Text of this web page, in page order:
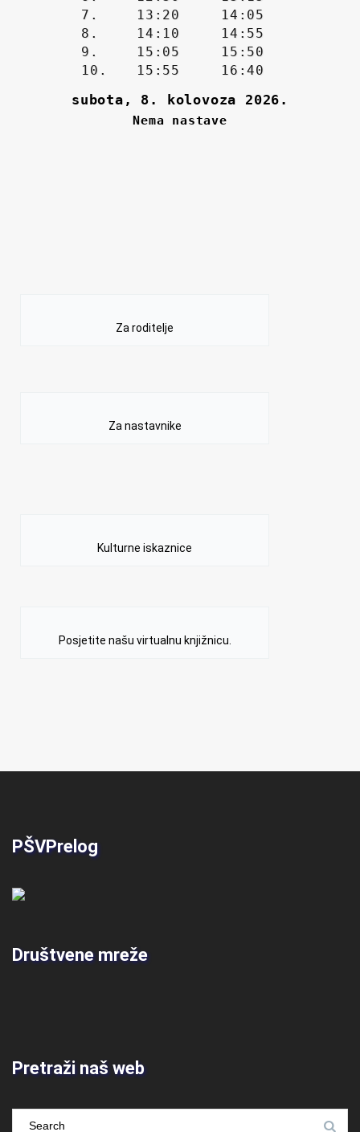
Za roditelje
Za nastavnike
Kulturne iskaznice
Posjetite našu virtualnu knjižnicu.
PŠVPrelog
Društvene mreže
Pretraži naš web